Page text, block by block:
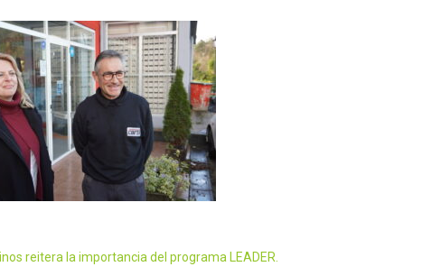
reitera la importancia del programa LEADER.